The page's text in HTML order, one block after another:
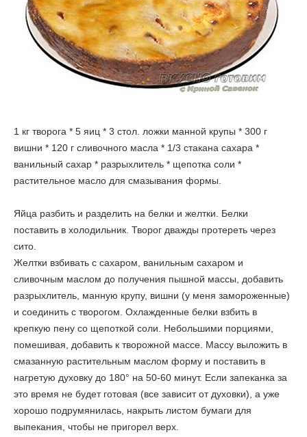
1 кг творога * 5 яиц * 3 стол. ложки манной крупы * 300 г
вишни * 120 г сливочного масла * 1/3 стакана сахара *
ванильный сахар * разрыхлитель * щепотка соли *
растительное масло для смазывания формы.
Яйца разбить и разделить на белки и желтки. Белки
поставить в холодильник. Творог дважды протереть через
сито.
Желтки взбивать с сахаром, ванильным сахаром и
сливочным маслом до получения пышной массы, добавить
разрыхлитель, манную крупу, вишни (у меня замороженные)
и соединить с творогом. Охлажденные белки взбить в
крепкую пену со щепоткой соли. Небольшими порциями,
помешивая, добавить к творожной массе. Массу выложить в
смазанную растительным маслом форму и поставить в
нагретую духовку до 180° на 50-60 минут. Если запеканка за
это время не будет готовая (все зависит от духовки), а уже
хорошо подрумянилась, накрыть листом бумаги для
выпекания, чтобы не пригорел верх.